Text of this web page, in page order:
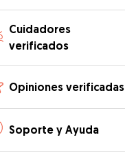
Cuidadores
verificados
Opiniones verificadas
Soporte y Ayuda